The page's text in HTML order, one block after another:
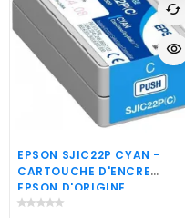
EPSON SJIC22P CYAN -
CARTOUCHE D'ENCRE
EPSON D'ORIGINE
(C33S020602)
cached
visibility